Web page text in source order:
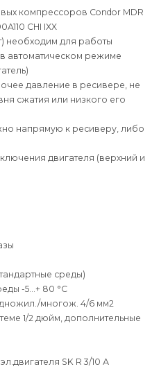
компрессоров Condor MDR
CHI IXX
необходим для работы
автоматическом режиме
давление в ресивере, не
сжатия или низкого его
напрямую к ресиверу, либо
двигателя (верхний и
среды)
-5...+ 80 °C
многож. 4/6 мм2
1/2 дюйм, дополнительные
SK R 3/10 А